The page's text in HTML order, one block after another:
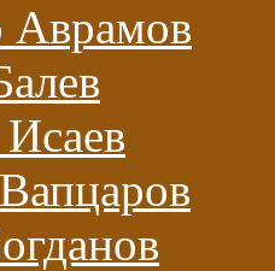
Аврамов